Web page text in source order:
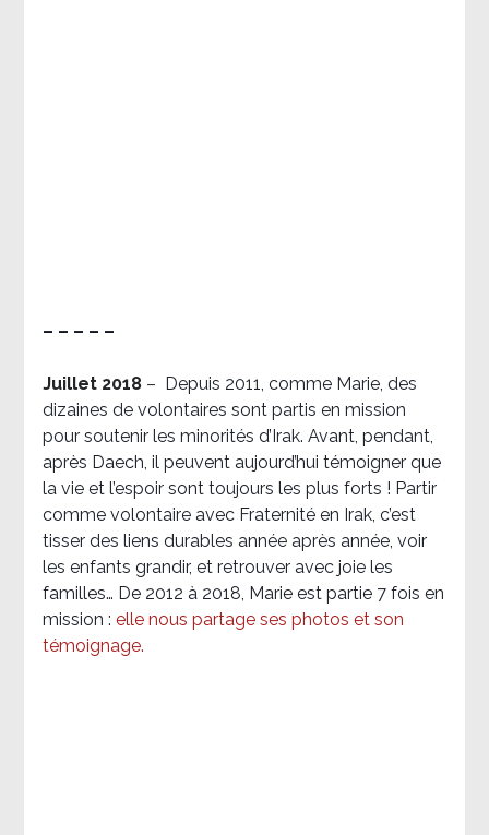
– – – – –
Juillet 2018 –
Depuis 2011, comme Marie, des
dizaines de volontaires sont partis en mission
pour soutenir les minorités d’Irak. Avant, pendant,
après Daech, il peuvent aujourd’hui témoigner que
la vie et l’espoir sont toujours les plus forts ! Partir
comme volontaire avec Fraternité en Irak, c’est
tisser des liens durables année après année, voir
les enfants grandir, et retrouver avec joie les
familles… De 2012 à 2018, Marie est partie 7 fois en
mission : elle nous partage ses photos et son
témoignage.